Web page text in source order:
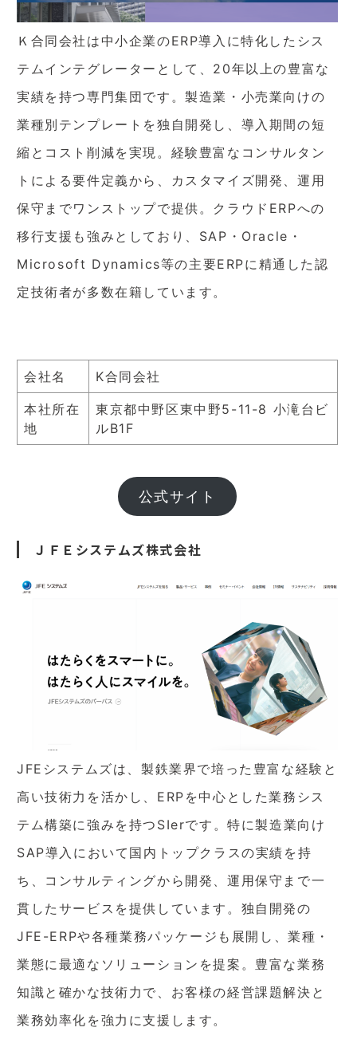
Ｋ合同会社は中小企業のERP導入に特化したシス
テムインテグレーターとして、20年以上の豊富な
実績を持つ専門集団です。製造業・小売業向けの
業種別テンプレートを独自開発し、導入期間の短
縮とコスト削減を実現。経験豊富なコンサルタン
トによる要件定義から、カスタマイズ開発、運用
保守までワンストップで提供。クラウドERPへの
移行支援も強みとしており、SAP・Oracle・
Microsoft Dynamics等の主要ERPに精通した認
定技術者が多数在籍しています。
会社名 K合同会社
本社所在
地
東京都中野区東中野5-11-8 小滝台ビ
ルB1F
公式サイト
ＪＦＥシステムズ株式会社
JFEシステムズは、製鉄業界で培った豊富な経験と
高い技術力を活かし、ERPを中心とした業務シス
テム構築に強みを持つSIerです。特に製造業向け
SAP導入において国内トップクラスの実績を持
ち、コンサルティングから開発、運用保守まで一
貫したサービスを提供しています。独自開発の
JFE-ERPや各種業務パッケージも展開し、業種・
業態に最適なソリューションを提案。豊富な業務
知識と確かな技術力で、お客様の経営課題解決と
業務効率化を強力に支援します。